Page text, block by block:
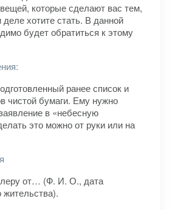
которые сделают вас тем,
хотите стать. В данной
будет обратиться к этому
ранее список и
чистой бумаги. Ему нужно
в «небесную
это можно от руки или на
от… (Ф. И. О., дата